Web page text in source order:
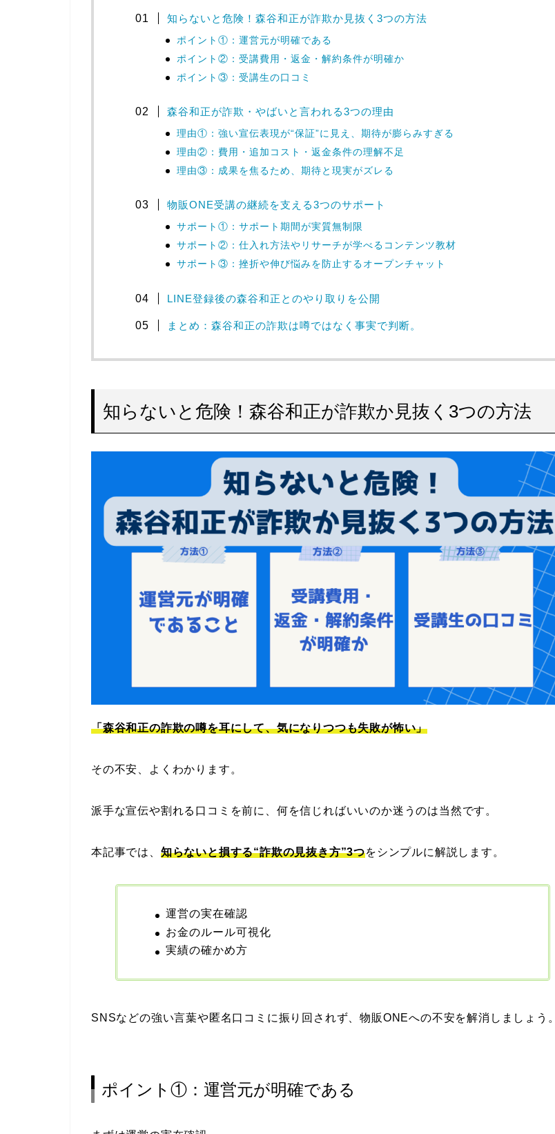
知らないと危険！森谷和正が詐欺か見抜く3つの方法
ポイント①：運営元が明確である
ポイント②：受講費用・返金・解約条件が明確か
ポイント③：受講生の口コミ
森谷和正が詐欺・やばいと言われる3つの理由
理由①：強い宣伝表現が“保証”に見え、期待が膨らみすぎる
理由②：費用・追加コスト・返金条件の理解不足
理由③：成果を焦るため、期待と現実がズレる
物販ONE受講の継続を支える3つのサポート
サポート①：サポート期間が実質無制限
サポート②：仕入れ方法やリサーチが学べるコンテンツ教材
サポート③：挫折や伸び悩みを防止するオープンチャット
LINE登録後の森谷和正とのやり取りを公開
まとめ：森谷和正の詐欺は噂ではなく事実で判断。
知らないと危険！森谷和正が詐欺か見抜く3つの方法
「森谷和正の詐欺の噂を耳にして、気になりつつも失敗が怖い」
その不安、よくわかります。
派手な宣伝や割れる口コミを前に、何を信じればいいのか迷うのは当然です。
本記事では、 知らないと損する“詐欺の見抜き方”3つをシンプルに解説します。
運営の実在確認
お金のルール可視化
実績の確かめ方
SNSなどの強い言葉や匿名口コミに振り回されず、物販ONEへの不安を解消しましょう。
ポイント①：運営元が明確である